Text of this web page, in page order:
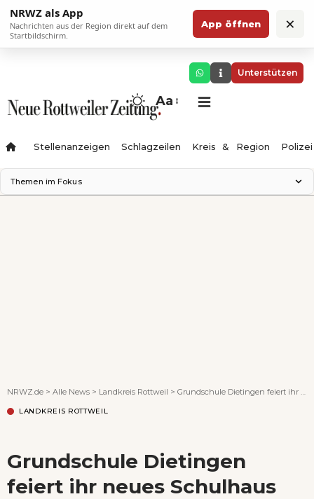
NRWZ als App
Nachrichten aus der Region direkt auf dem
Startbildschirm.
App öffnen ×
Unterstützen
Aa
Stellenanzeigen Schlagzeilen Kreis & Region Polizei
Themen im Fokus
NRWZ.de > Alle News > Landkreis Rottweil > Grundschule Dietingen feiert ihr neues Schulhaus
LANDKREIS ROTTWEIL
Grundschule Dietingen
feiert ihr neues Schulhaus